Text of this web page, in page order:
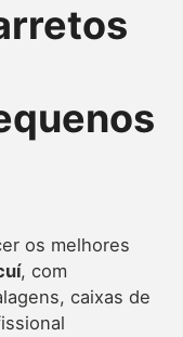
os melhores
, com
caixas de